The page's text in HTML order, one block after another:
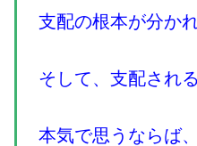
支配の根本が分かれ
そして、支配され
本気で思うならば